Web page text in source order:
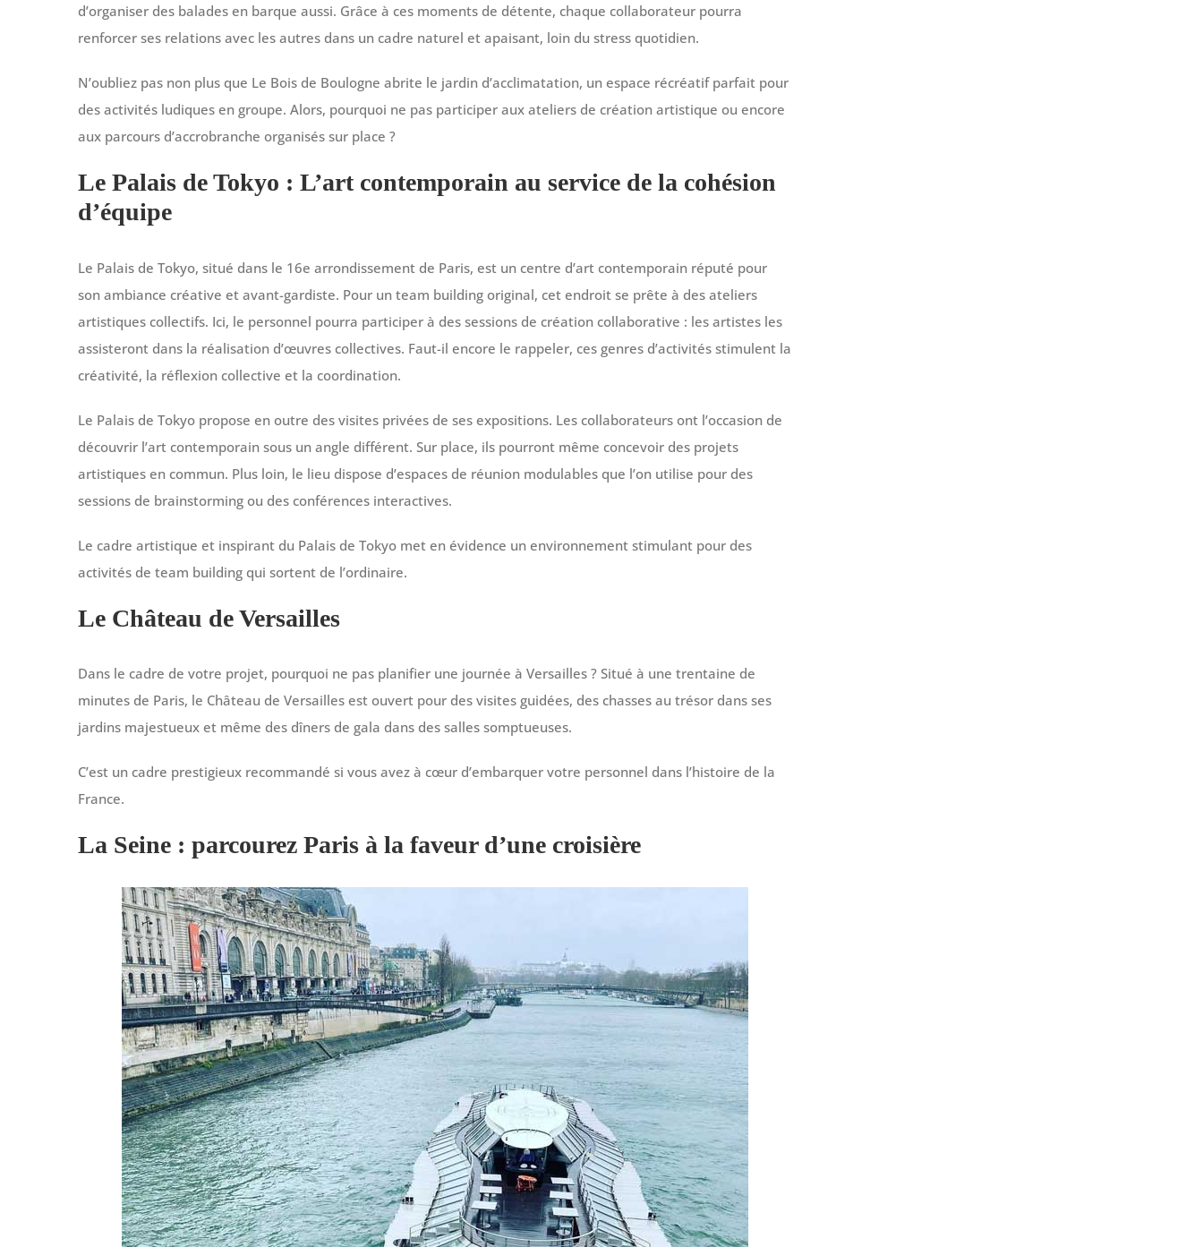
d’organiser des balades en barque aussi. Grâce à ces moments de détente, chaque collaborateur pourra
renforcer ses relations avec les autres dans un cadre naturel et apaisant, loin du stress quotidien.
N’oubliez pas non plus que Le Bois de Boulogne abrite le jardin d’acclimatation, un espace récréatif parfait pour
des activités ludiques en groupe. Alors, pourquoi ne pas participer aux ateliers de création artistique ou encore
aux parcours d’accrobranche organisés sur place ?
Le Palais de Tokyo : L’art contemporain au service de la cohésion
d’équipe
Le Palais de Tokyo, situé dans le 16e arrondissement de Paris, est un centre d’art contemporain réputé pour
son ambiance créative et avant-gardiste. Pour un team building original, cet endroit se prête à des ateliers
artistiques collectifs. Ici, le personnel pourra participer à des sessions de création collaborative : les artistes les
assisteront dans la réalisation d’œuvres collectives. Faut-il encore le rappeler, ces genres d’activités stimulent la
créativité, la réflexion collective et la coordination.
Le Palais de Tokyo propose en outre des visites privées de ses expositions. Les collaborateurs ont l’occasion de
découvrir l’art contemporain sous un angle différent. Sur place, ils pourront même concevoir des projets
artistiques en commun. Plus loin, le lieu dispose d’espaces de réunion modulables que l’on utilise pour des
sessions de brainstorming ou des conférences interactives.
Le cadre artistique et inspirant du Palais de Tokyo met en évidence un environnement stimulant pour des
activités de team building qui sortent de l’ordinaire.
Le Château de Versailles
Dans le cadre de votre projet, pourquoi ne pas planifier une journée à Versailles ? Situé à une trentaine de
minutes de Paris, le Château de Versailles est ouvert pour des visites guidées, des chasses au trésor dans ses
jardins majestueux et même des dîners de gala dans des salles somptueuses.
C’est un cadre prestigieux recommandé si vous avez à cœur d’embarquer votre personnel dans l’histoire de la
France.
La Seine : parcourez Paris à la faveur d’une croisière